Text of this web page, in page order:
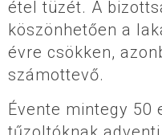
étel tüzét. A
köszönhetően a
évre csökken,
számottevő.
Évente mintegy 50